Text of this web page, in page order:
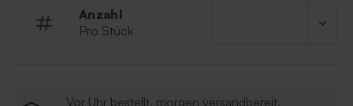
Das Tütchen muss selbst zusammengesetzt
werden
Anzahl
Pro Stück
Vor Uhr bestellt, morgen versandbereit.